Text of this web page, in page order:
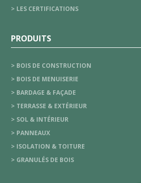
> LES CERTIFICATIONS
PRODUITS
> BOIS DE CONSTRUCTION
> BOIS DE MENUISERIE
> BARDAGE & FAÇADE
> TERRASSE & EXTÉRIEUR
> SOL & INTÉRIEUR
> PANNEAUX
> ISOLATION & TOITURE
> GRANULÉS DE BOIS